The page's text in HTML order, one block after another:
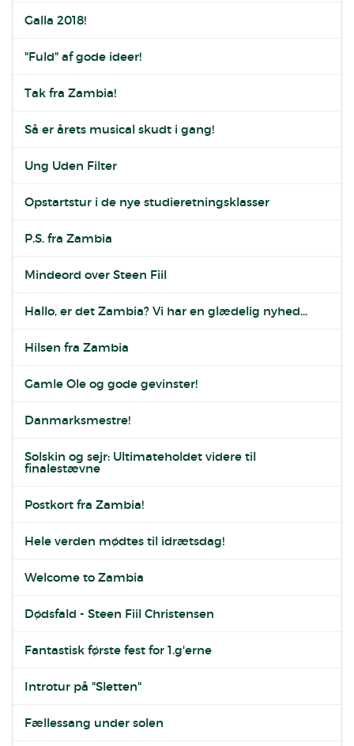
Galla 2018!
"Fuld" af gode ideer!
Tak fra Zambia!
Så er årets musical skudt i gang!
Ung Uden Filter
Opstartstur i de nye studieretningsklasser
P.S. fra Zambia
Mindeord over Steen Fiil
Hallo, er det Zambia? Vi har en glædelig nyhed...
Hilsen fra Zambia
Gamle Ole og gode gevinster!
Danmarksmestre!
Solskin og sejr: Ultimateholdet videre til
finalestævne
Postkort fra Zambia!
Hele verden mødtes til idrætsdag!
Welcome to Zambia
Dødsfald - Steen Fiil Christensen
Fantastisk første fest for 1.g'erne
Introtur på "Sletten"
Fællessang under solen